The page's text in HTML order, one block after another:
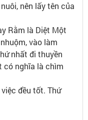
nên lấy tên của
Rằm là Diệt Một
vào làm
nhất đi thuyền
có nghĩa là chìm
đều tốt. Thứ